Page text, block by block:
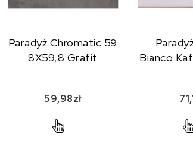
Paradyż Chromatic 59
8X59,8 Grafit
59,98zł
Bianco